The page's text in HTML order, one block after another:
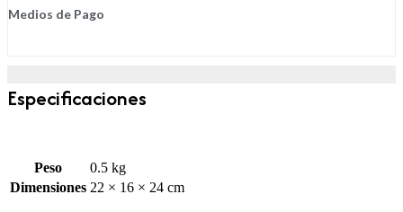
Medios de Pago
Especificaciones
Peso
0.5 kg
Dimensiones 22 × 16 × 24 cm